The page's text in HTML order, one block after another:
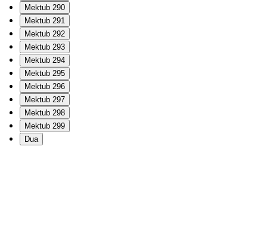
Mektub 290
Mektub 291
Mektub 292
Mektub 293
Mektub 294
Mektub 295
Mektub 296
Mektub 297
Mektub 298
Mektub 299
Dua